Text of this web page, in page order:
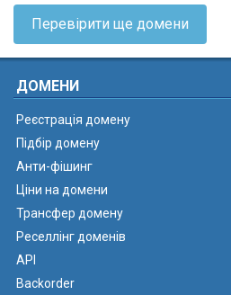
Перевірити ще домени
ДОМЕНИ
Реєстрація домену
Підбір домену
Анти-фішинг
Ціни на домени
Трансфер домену
Реселлінг доменів
API
Backorder